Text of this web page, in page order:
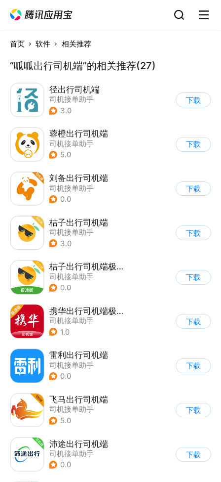
首页 软件 相关推荐
“呱呱出行司机端”的相关推荐(27)
径出行司机端
司机接单助手
3.0
下载
蓉橙出行司机端
司机接单助手
5.0
下载
刘备出行司机端
司机接单助手
0.0
下载
桔子出行司机端
司机接单助手
3.0
下载
桔子出行司机端极速版
司机接单助手
0.0
下载
携华出行司机端极速版
司机接单助手
1.0
下载
雷利出行司机端
司机接单助手
0.0
下载
飞马出行司机端
司机接单助手
5.0
下载
沛途出行司机端
司机接单助手
0.0
下载